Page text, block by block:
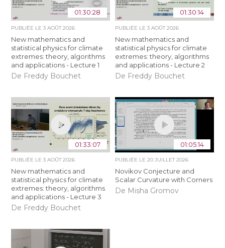
01:30:28
PUBLIÉE LE3 AOÛT 2026
New mathematics and
statistical physics for climate
extremes: theory, algorithms
and applications - Lecture 1
De Freddy Bouchet
01:30:14
PUBLIÉE LE 3 AOÛT 2026
New mathematics and
statistical physics for climate
extremes: theory, algorithms
and applications - Lecture 2
De Freddy Bouchet
01:33:07
PUBLIÉE LE3 AOÛT 2026
New mathematics and
statistical physics for climate
extremes: theory, algorithms
and applications - Lecture 3
De Freddy Bouchet
01:05:14
PUBLIÉE LE 20 JUILLET 2026
Novikov Conjecture and
Scalar Curvature with Corners
De Misha Gromov